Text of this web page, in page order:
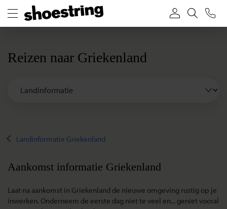
Reizen naar Griekenland
Landinformatie Griekenland
Aankomst informatie Griekenland
Laat na aankomst in Griekenland de nieuwe omgeving rustig op je
inwerken. Onderneem de eerste dag niet te veel en... geniet vooral